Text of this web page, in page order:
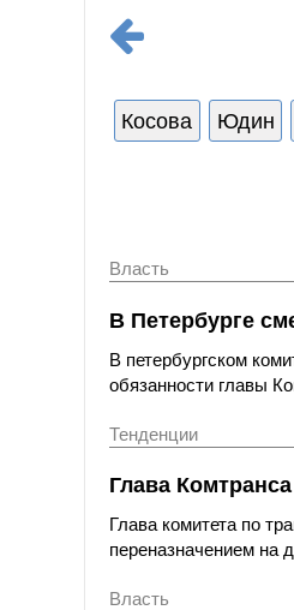
Косова Юдин
Власть
В Петербурге
В петербургском
обязанности главы
Тенденции
Глава
Глава комитета по
переназначением на
Власть